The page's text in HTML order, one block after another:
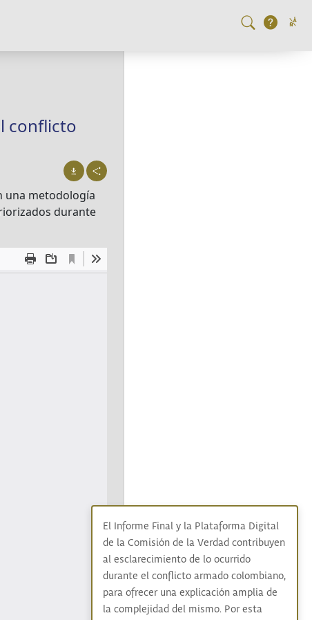
conflicto
una metodología
durante
El Informe Final y la Plataforma Digital
de la Comisión de la Verdad contribuyen
al esclarecimiento de lo ocurrido
durante el conflicto armado colombiano,
para ofrecer una explicación amplia de
la complejidad del mismo. Por esta